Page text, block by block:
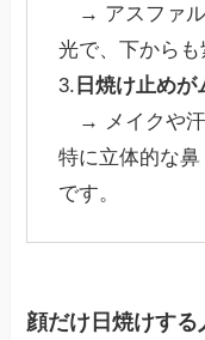
→ アスファル
光で、下からも
3. 日焼け止め
→ メイクや汗
特に立体的な
です。
顔だけ日焼けす